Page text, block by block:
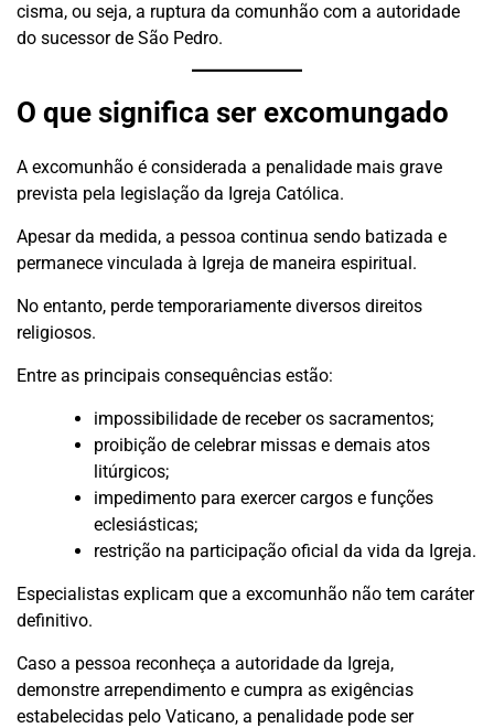
cisma, ou seja, a ruptura da comunhão com a autoridade
do sucessor de São Pedro.
O que significa ser excomungado
A excomunhão é considerada a penalidade mais grave
prevista pela legislação da Igreja Católica.
Apesar da medida, a pessoa continua sendo batizada e
permanece vinculada à Igreja de maneira espiritual.
No entanto, perde temporariamente diversos direitos
religiosos.
Entre as principais consequências estão:
impossibilidade de receber os sacramentos;
proibição de celebrar missas e demais atos
litúrgicos;
impedimento para exercer cargos e funções
eclesiásticas;
restrição na participação oficial da vida da Igreja.
Especialistas explicam que a excomunhão não tem caráter
definitivo.
Caso a pessoa reconheça a autoridade da Igreja,
demonstre arrependimento e cumpra as exigências
estabelecidas pelo Vaticano, a penalidade pode ser